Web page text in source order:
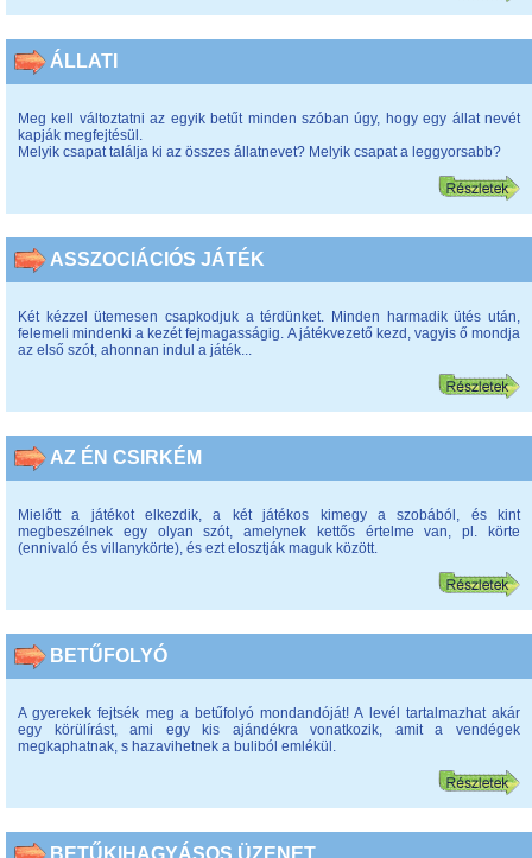
ÁLLATI
Meg kell változtatni az egyik betűt minden szóban úgy, hogy egy állat nevét
kapják megfejtésül.
Melyik csapat találja ki az összes állatnevet? Melyik csapat a leggyorsabb?
ASSZOCIÁCIÓS JÁTÉK
Két kézzel ütemesen csapkodjuk a térdünket. Minden harmadik ütés után,
felemeli mindenki a kezét fejmagasságig. A játékvezető kezd, vagyis ő mondja
az első szót, ahonnan indul a játék...
AZ ÉN CSIRKÉM
Mielőtt a játékot elkezdik, a két játékos kimegy a szobából, és kint
megbeszélnek egy olyan szót, amelynek kettős értelme van, pl. körte
(ennivaló és villanykörte), és ezt elosztják maguk között.
BETŰFOLYÓ
A gyerekek fejtsék meg a betűfolyó mondandóját! A levél tartalmazhat akár
egy körülírást, ami egy kis ajándékra vonatkozik, amit a vendégek
megkaphatnak, s hazavihetnek a buliból emlékül.
BETŰKIHAGYÁSOS ÜZENET